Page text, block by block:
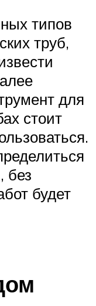
типов
труб,
для
стоит
без
будет